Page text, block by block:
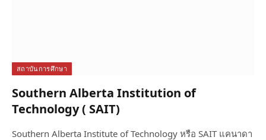
สถาบันการศึกษา
Southern Alberta Institution of
Technology ( SAIT)
Southern Alberta Institute of Technology หรือ SAIT แคนาดา